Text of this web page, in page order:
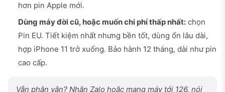
hơn pin Apple mới.
Dùng máy đời cũ, hoặc muốn chi phí thấp nhất: chọn
Pin EU. Tiết kiệm nhất nhưng bền tốt, dùng ổn lâu dài,
hợp iPhone 11 trở xuống. Bảo hành 12 tháng, dài như pin
cao cấp.
Vẫn phân vân? Nhắn Zalo hoặc mang máy tới 126, nói